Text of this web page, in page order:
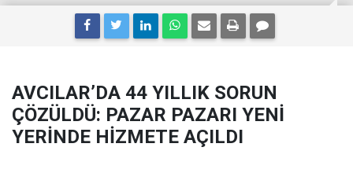
AVCILAR’DA 44 YILLIK SORUN
ÇÖZÜLDÜ: PAZAR PAZARI YENİ
YERİNDE HİZMETE AÇILDI